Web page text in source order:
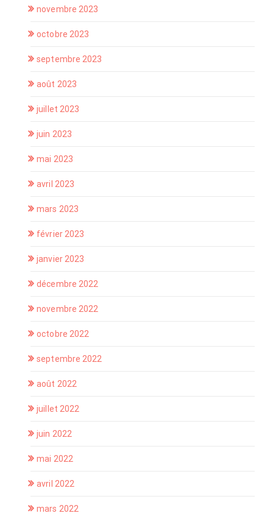
novembre 2023
octobre 2023
septembre 2023
août 2023
juillet 2023
juin 2023
mai 2023
avril 2023
mars 2023
février 2023
janvier 2023
décembre 2022
novembre 2022
octobre 2022
septembre 2022
août 2022
juillet 2022
juin 2022
mai 2022
avril 2022
mars 2022